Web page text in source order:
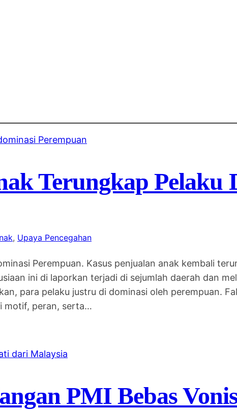
Terungkap Pelaku
, Upaya Pencegahan
Perempuan. Kasus penjualan anak kembali
ini di laporkan terjadi di sejumlah daerah dan
para pelaku justru di dominasi oleh perempuan.
motif, peran, serta…
PMI Bebas